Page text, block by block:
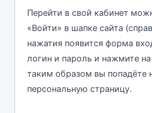
Перейти в свой кабинет
«Войти» в шапке сайта
нажатия появится форма
логин и пароль и нажмите
таким образом вы попадёте
персональную страницу.